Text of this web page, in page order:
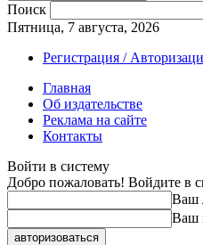
Поиск
Пятница, 7 августа, 2026
Регистрация /
Главная
Об издательстве
Реклама на сайте
Контакты
Войти в систему
Добро пожаловать! Войдите в
Ваш
Ваш